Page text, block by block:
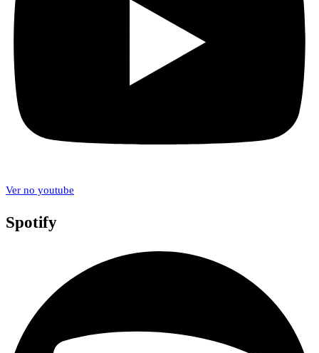
Ver no youtube
Spotify